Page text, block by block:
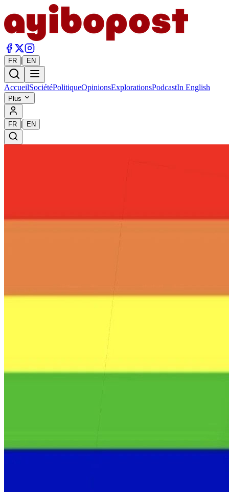
FR | EN
AccueilSociétéPolitiqueOpinionsExplorationsPodcastIn English
Plus
FR | EN